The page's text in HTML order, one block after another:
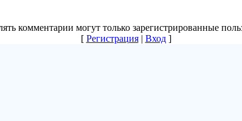
комментарии могут только зарегистрированные
[ Регистрация| Вход]